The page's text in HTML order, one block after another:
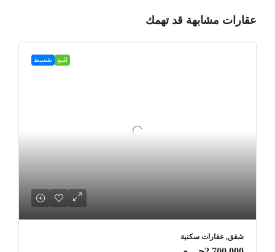
عقارات مشابهة قد تهمك
للبيع تقسيط
شقق, عقارات سكنية